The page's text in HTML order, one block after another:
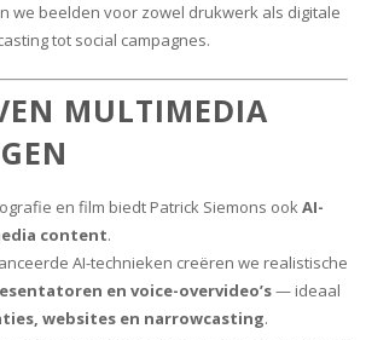
we beelden voor zowel drukwerk als digitale
tot social campagnes.
MULTIMEDIA
en film biedt Patrick Siemons ook AI-
content.
AI-technieken creëren we realistische
en voice-overvideo’s— ideaal
websites en narrowcasting.